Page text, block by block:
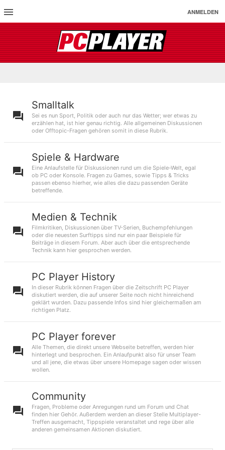
ANMELDEN
Smalltalk
Sei es nun Sport, Politik oder auch nur das Wetter; wer etwas zu
erzählen hat, ist hier genau richtig. Alle allgemeinen Diskussionen
oder Offtopic-Fragen gehören somit in diese Rubrik.
Spiele & Hardware
Eine Anlaufstelle für Diskussionen rund um die Spiele-Welt, egal
ob PC oder Konsole. Fragen zu Games, sowie Tipps & Tricks
passen ebenso hierher, wie alles die dazu passenden Geräte
betreffende.
Medien & Technik
Filmkritiken, Diskussionen über TV-Serien, Buchempfehlungen
oder die neuesten Surftipps sind nur ein paar Beispiele für
Beiträge in diesem Forum. Aber auch über die entsprechende
Technik kann hier gesprochen werden.
PC Player History
In dieser Rubrik können Fragen über die Zeitschrift PC Player
diskutiert werden, die auf unserer Seite noch nicht hinreichend
geklärt wurden. Dazu passende Infos sind hier gleichermaßen am
richtigen Platz.
PC Player forever
Alle Themen, die direkt unsere Webseite betreffen, werden hier
hinterlegt und besprochen. Ein Anlaufpunkt also für unser Team
und all jene, die etwas über unsere Homepage sagen oder wissen
wollen.
Community
Fragen, Probleme oder Anregungen rund um Forum und Chat
finden hier Gehör. Außerdem werden an dieser Stelle Multiplayer-
Treffen ausgemacht, Tippspiele veranstaltet und rege über alle
anderen gemeinsamen Aktionen diskutiert.